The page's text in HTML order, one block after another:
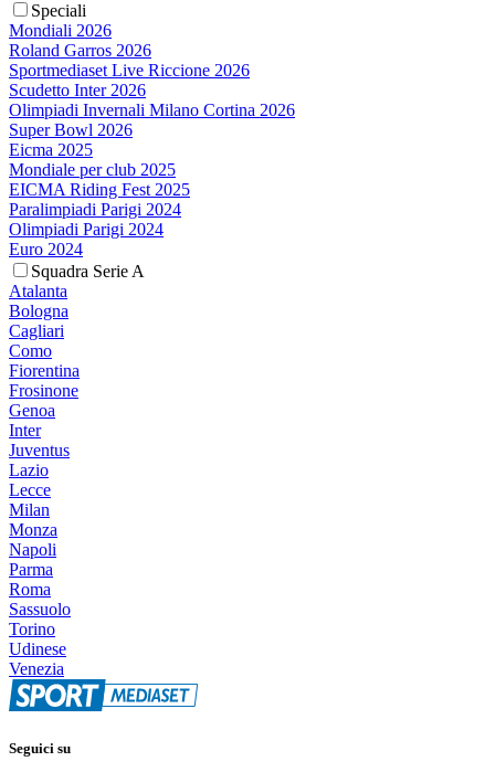
Speciali
Mondiali 2026
Roland Garros 2026
Sportmediaset Live Riccione 2026
Scudetto Inter 2026
Olimpiadi Invernali Milano Cortina 2026
Super Bowl 2026
Eicma 2025
Mondiale per club 2025
EICMA Riding Fest 2025
Paralimpiadi Parigi 2024
Olimpiadi Parigi 2024
Euro 2024
Squadra Serie A
Atalanta
Bologna
Cagliari
Como
Fiorentina
Frosinone
Genoa
Inter
Juventus
Lazio
Lecce
Milan
Monza
Napoli
Parma
Roma
Sassuolo
Torino
Udinese
Venezia
Seguici su